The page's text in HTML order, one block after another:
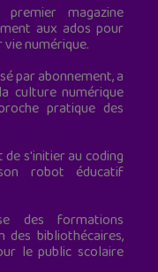
magazine
aux ados pour
numérique.
par abonnement, a
culture numérique
pratique des
s'initier au coding
robot éducatif
des formations
des bibliothécaires,
le public scolaire